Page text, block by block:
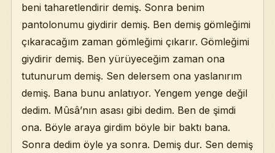
beni taharetlendirir demiş. Sonra benim
pantolonumu giydirir demiş. Ben demiş gömleğimi
çıkaracağım zaman gömleğimi çıkarır. Gömleğimi
giydirir demiş. Ben yürüyeceğim zaman ona
tutunurum demiş. Sen delersem ona yaslanırım
demiş. Bana bunu anlatıyor. Yengem yenge değil
dedim. Mûsâ’nın asası gibi dedim. Ben de şimdi
ona. Böyle araya girdim böyle bir baktı bana.
Sonra dedim öyle ya sonra. Demiş dur. Sen demiş